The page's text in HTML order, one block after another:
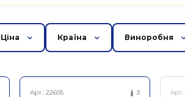
Арт.:22605 3 Арт.:
Ціна Країна Виноробня